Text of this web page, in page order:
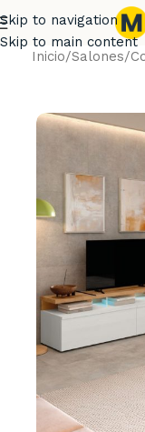
Skip to navigation
Skip to main content
Inicio/Salones/